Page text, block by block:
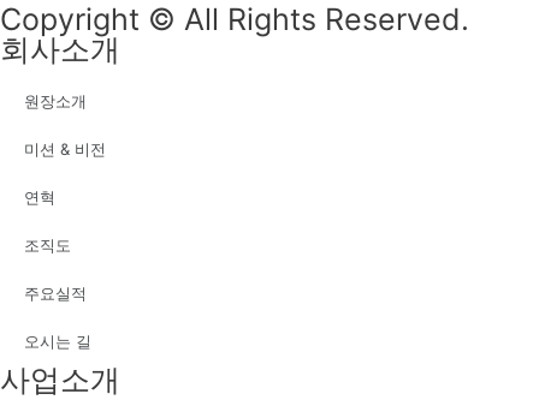
Copyright © All Rights Reserved.
회사소개
원장소개
미션 & 비전
연혁
조직도
주요실적
오시는 길
사업소개